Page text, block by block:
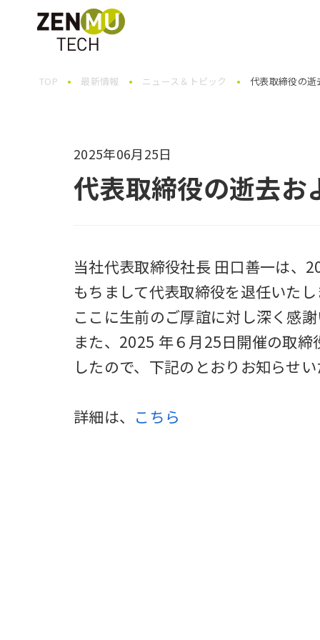
TOP 最新情報 ニュース＆トピック 代表取締役の
2025年06月25日
代表取締役の逝去お
当社代表取締役社長 田口善一は、
もちまして代表取締役を退任いた
ここに生前のご厚誼に対し深く感
また、2025 年６月25日開催の取
したので、下記のとおりお知らせ
詳細は、 こちら